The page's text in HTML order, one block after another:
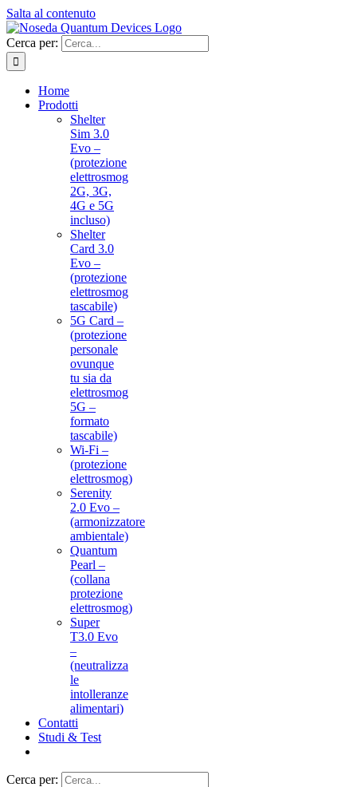
Salta al contenuto
Cerca per:
Home
Prodotti
Shelter
Sim 3.0
Evo –
(protezione
elettrosmog
2G, 3G,
4G e 5G
incluso)
Shelter
Card 3.0
Evo –
(protezione
elettrosmog
tascabile)
5G Card –
(protezione
personale
ovunque
tu sia da
elettrosmog
5G –
formato
tascabile)
Wi-Fi –
(protezione
elettrosmog)
Serenity
2.0 Evo –
(armonizzatore
ambientale)
Quantum
Pearl –
(collana
protezione
elettrosmog)
Super
T3.0 Evo
–
(neutralizza
le
intolleranze
alimentari)
Contatti
Studi & Test
Cerca per: